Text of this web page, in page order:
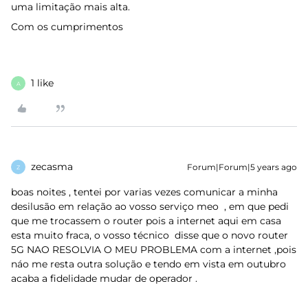
uma limitação mais alta.
Com os cumprimentos
A 1 like
Z zecasma Forum|Forum|5 years ago
boas noites , tentei por varias vezes comunicar a minha
desilusão em relação ao vosso serviço meo , em que pedi
que me trocassem o router pois a internet aqui em casa
esta muito fraca, o vosso técnico disse que o novo router
5G NAO RESOLVIA O MEU PROBLEMA com a internet ,pois
náo me resta outra solução e tendo em vista em outubro
acaba a fidelidade mudar de operador .